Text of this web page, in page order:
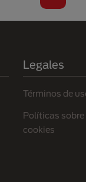
Legales
Términos de
Políticas sobre
cookies